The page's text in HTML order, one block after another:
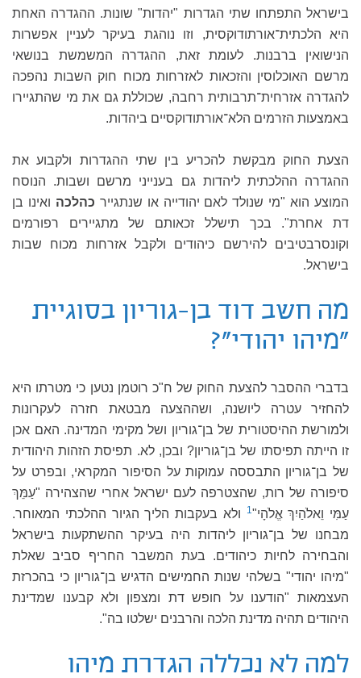
בישראל התפתחו שתי הגדרות "יהדות" שונות. ההגדרה האחת
היא הלכתית־אורתודוקסית, וזו נוהגת בעיקר לעניין אפשרות
הנישואין ברבנות. לעומת זאת, ההגדרה המשמשת בנושאי
מרשם האוכלוסין והזכאות לאזרחות מכוח חוק השבות נהפכה
להגדרה אזרחית־תרבותית רחבה, שכוללת גם את מי שהתגיירו
באמצעות הזרמים הלא־אורתודוקסיים ביהדות.
הצעת החוק מבקשת להכריע בין שתי ההגדרות ולקבוע את
ההגדרה ההלכתית ליהדות גם בענייני מרשם ושבות. הנוסח
המוצע הוא "מי שנולד לאם יהודייה או שנתגייר כהלכה ואינו בן
דת אחרת". בכך תישלל זכאותם של מתגיירים רפורמים
וקונסרבטיבים להירשם כיהודים ולקבל אזרחות מכוח שבות
בישראל.
מה חשב דוד בן־גוריון בסוגיית
"מיהו יהודי"?
בדברי ההסבר להצעת החוק של ח"כ רוטמן נטען כי מטרתו היא
להחזיר עטרה ליושנה, ושההצעה מבטאת חזרה לעקרונות
ולמורשת ההיסטורית של בן־גוריון ושל מקימי המדינה. האם אכן
זו הייתה תפיסתו של בן־גוריון? ובכן, לא. תפיסת הזהות היהודית
של בן־גוריון התבססה עמוקות על הסיפור המקראי, ובפרט על
סיפורה של רות, שהצטרפה לעם ישראל אחרי שהצהירה "עַמֵּךְ
עַמִּי וֵאלֹהַיִךְ אֱלֹהָי" 1
ולא בעקבות הליך הגיור ההלכתי המאוחר.
מבחנו של בן־גוריון ליהדות היה בעיקר ההשתקעות בישראל
והבחירה לחיות כיהודים. בעת המשבר החריף סביב שאלת
"מיהו יהודי" בשלהי שנות החמישים הדגיש בן־גוריון כי בהכרזת
העצמאות "הודענו על חופש דת ומצפון ולא קבענו שמדינת
היהודים תהיה מדינת הלכה והרבנים ישלטו בה".
למה לא נכללה הגדרת מיהו